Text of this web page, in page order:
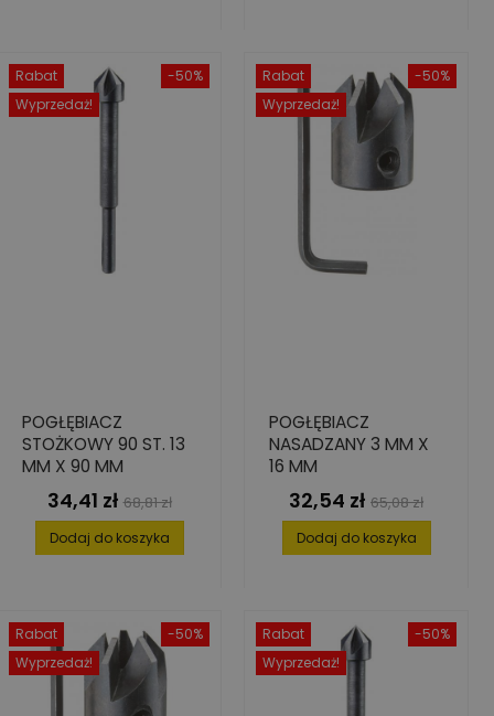
-50%
Rabat
Wyprzedaż!
POGŁĘBIACZ
STOŻKOWY 90 ST. 13
MM X 90 MM
Cena
34,41 zł Cena
podstawowa
68,81 zł
Dodaj do koszyka
-50%
Rabat
Wyprzedaż!
POGŁĘBIACZ
NASADZANY 3 MM X
16 MM
Cena
32,54 zł Cena
podstawowa
65,08 zł
Dodaj do koszyka
-50%
Rabat
Wyprzedaż!
-50%
Rabat
Wyprzedaż!